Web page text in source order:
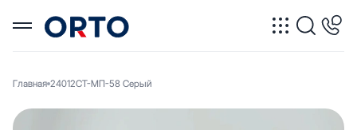
Главная 24012СТ-МП-58 Серый